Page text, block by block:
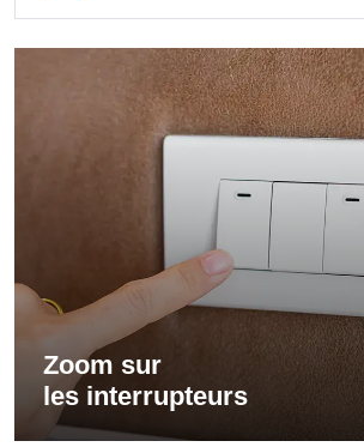
Zoom sur
les interrupteurs